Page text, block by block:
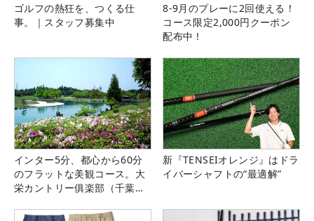
ゴルフの熱狂を、つくる仕
事。｜スタッフ募集中
8-9月のプレーに2回使える！
コース限定2,000円クーポン
配布中！
インター5分、都心から60分
のフラットな美観コース。大
栄カントリー俱楽部（千葉
新『TENSEIオレンジ』はドラ
イバーシャフトの“最適解”